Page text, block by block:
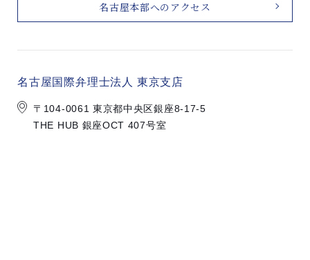
名古屋本部へのアクセス
名古屋国際弁理士法人 東京支店
〒104-0061 東京都中央区銀座8-17-5
THE HUB 銀座OCT 407号室